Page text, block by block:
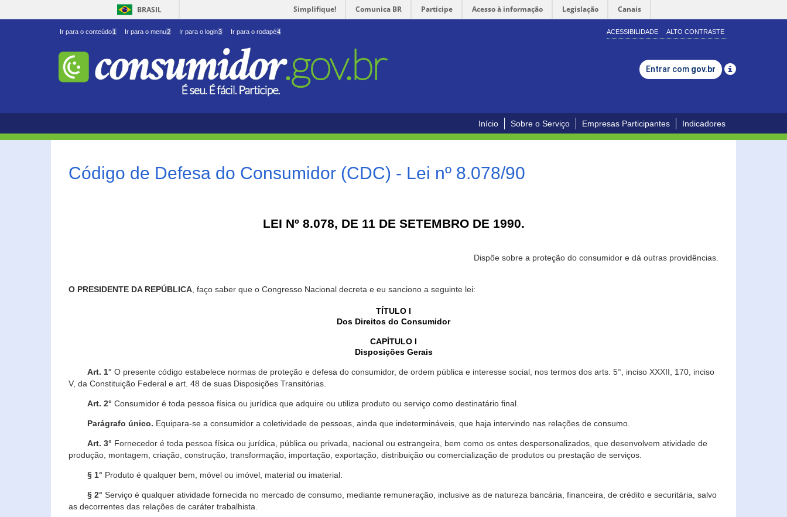
BRASIL Simplifique! Comunica BR Participe Acesso à informação Legislação Canais
Ir para o conteúdo1 Ir para o menu2 Ir para o login3 Ir para o rodapé4 ACESSIBILIDADE ALTO CONTRASTE
Entrar com gov.br
Início Sobre o Serviço Empresas Participantes Indicadores
Código de Defesa do Consumidor (CDC) - Lei nº 8.078/90
LEI Nº 8.078, DE 11 DE SETEMBRO DE 1990.
Dispõe sobre a proteção do consumidor e dá outras providências.
O PRESIDENTE DA REPÚBLICA, faço saber que o Congresso Nacional decreta e eu sanciono a seguinte lei:
TÍTULO I
Dos Direitos do Consumidor
CAPÍTULO I
Disposições Gerais
Art. 1° O presente código estabelece normas de proteção e defesa do consumidor, de ordem pública e interesse social, nos termos dos arts. 5°, inciso XXXII, 170, inciso
V, da Constituição Federal e art. 48 de suas Disposições Transitórias.
Art. 2° Consumidor é toda pessoa física ou jurídica que adquire ou utiliza produto ou serviço como destinatário final.
Parágrafo único. Equipara-se a consumidor a coletividade de pessoas, ainda que indetermináveis, que haja intervindo nas relações de consumo.
Art. 3° Fornecedor é toda pessoa física ou jurídica, pública ou privada, nacional ou estrangeira, bem como os entes despersonalizados, que desenvolvem atividade de
produção, montagem, criação, construção, transformação, importação, exportação, distribuição ou comercialização de produtos ou prestação de serviços.
§ 1° Produto é qualquer bem, móvel ou imóvel, material ou imaterial.
§ 2° Serviço é qualquer atividade fornecida no mercado de consumo, mediante remuneração, inclusive as de natureza bancária, financeira, de crédito e securitária, salvo
as decorrentes das relações de caráter trabalhista.